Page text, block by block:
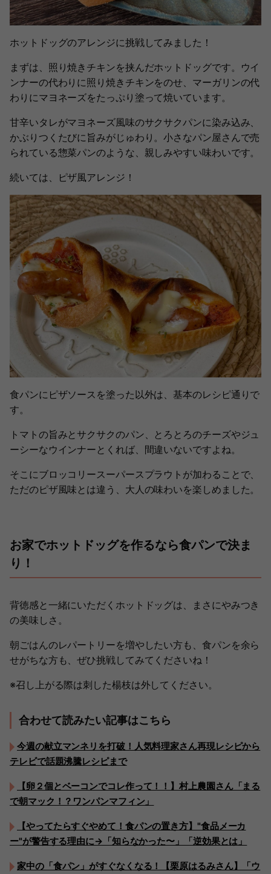
ホットドッグのアレンジに挑戦してみました！
まずは、照り焼きチキンを挟んだホットドッグです。ウイ
ンナーの代わりに照り焼きチキンをのせ、マーガリンの代
わりにマヨネーズをたっぷり塗って焼いています。
甘辛いタレがマヨネーズ風味のサクサクパンに染み込み、
かぶりつくたびに旨みがじゅわり。小さなパン屋さんで売
られている惣菜パンのような、親しみやすい味わいです。
続いては、ピザ風アレンジ！
食パンにピザソースを塗った以外は、基本のレシピ通りで
す。
トマトの旨みとサクサクのパン、とろとろのチーズやジュ
ーシーなウインナーとくれば、間違いないですよね。
そこにブロッコリースーパースプラウトが加わることで、
ただのピザ風味とは違う、大人の味わいを楽しめました。
お家でホットドッグを作るなら食パンで決ま
り！
背徳感と一緒にいただくホットドッグは、まさにやみつき
の美味しさ。
朝ごはんのレパートリーを増やしたい方も、食パンを余ら
せがちな方も、ぜひ挑戦してみてくださいね！
※召し上がる際は刺した楊枝は外してください。
合わせて読みたい記事はこちら
今週の献立マンネリを打破！人気料理家さん再現レシピから
テレビで話題沸騰レシピまで
【卵２個とベーコンでコレ作って！！】村上農園さん「まる
で朝マック！？ワンパンマフィン」
【やってたらすぐやめて！食パンの置き方】"食品メーカ
ー"が警告する理由に→「知らなかった〜」「逆効果とは」
家中の「食パン」がすぐなくなる！【栗原はるみさん】「ウ